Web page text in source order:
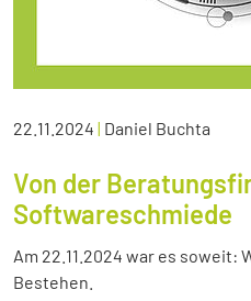
22.11.2024 | Daniel Buchta
Von der
Softwareschmiede
Am 22.11.2024 war es
Bestehen.